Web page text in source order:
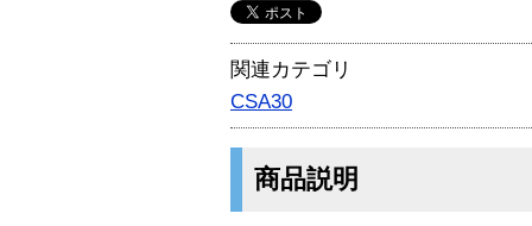
関連カテゴリ
CSA30
商品説明